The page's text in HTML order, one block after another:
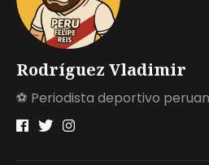
Rodríguez Vladimir
⚽ Periodista deportivo